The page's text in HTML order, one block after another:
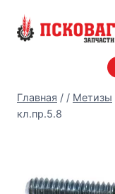
Главная / / Метизы
кл.пр.5.8